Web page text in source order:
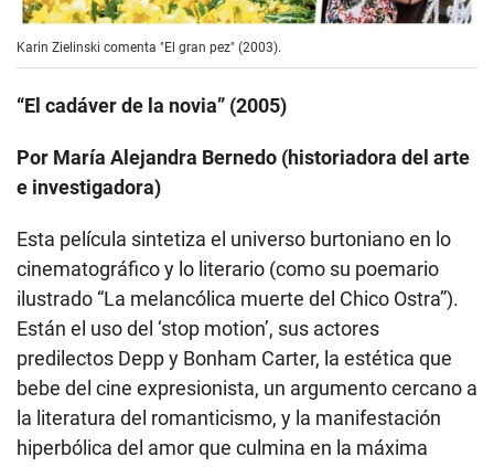
Karin Zielinski comenta "El gran pez" (2003).
“El cadáver de la novia” (2005)
Por María Alejandra Bernedo (historiadora del arte
e investigadora)
Esta película sintetiza el universo burtoniano en lo
cinematográfico y lo literario (como su poemario
ilustrado “La melancólica muerte del Chico Ostra”).
Están el uso del ‘stop motion’, sus actores
predilectos Depp y Bonham Carter, la estética que
bebe del cine expresionista, un argumento cercano a
la literatura del romanticismo, y la manifestación
hiperbólica del amor que culmina en la máxima